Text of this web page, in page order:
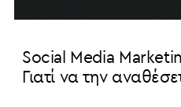
Social Media
Γιατί να την